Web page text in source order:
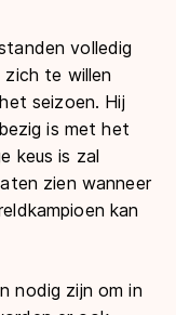
volledig
te willen
seizoen. Hij
is met het
keus is zal
zien wanneer
kan
nodig zijn om in